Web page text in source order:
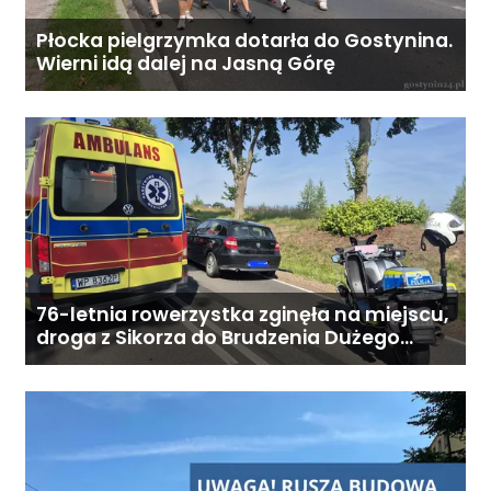
miesięcznie. Ostateczna cena
zależy od zakresu opieki oraz
indywidualnych potrzeb
284 828 Poniedziałek–piątek,
9:00–18:00
Płocka pielgrzymka dotarła do Gostynina.
Wierni idą dalej na Jasną Górę
76-letnia rowerzystka zginęła na miejscu,
droga z Sikorza do Brudzenia Dużego
zablokowana